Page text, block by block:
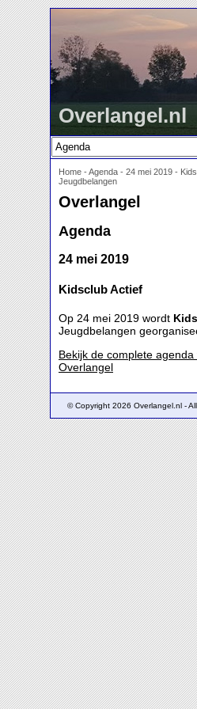
Overlangel.nl
Home -Agenda - 24 mei 2019 -
Jeugdbelangen
Overlangel
Agenda
24 mei 2019
Kidsclub Actief
Op 24 mei 2019 wordt
Jeugdbelangen
Bekijk de complete
Overlangel
© Copyright 2026 Overlangel.nl -